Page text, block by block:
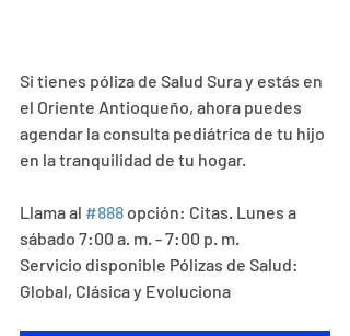
Si tienes póliza de Salud Sura y estás en
el Oriente Antioqueño, ahora puedes
agendar la consulta pediátrica de tu hijo
en la tranquilidad de tu hogar.
Llama al #888 opción: Citas. Lunes a
sábado 7:00 a. m. - 7:00 p. m.
Servicio disponible Pólizas de Salud:
Global, Clásica y Evoluciona